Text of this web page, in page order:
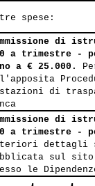
spese:
di
a trimestre -
a € 25.000.
di
di
a trimestre -
dettagli
sul
le